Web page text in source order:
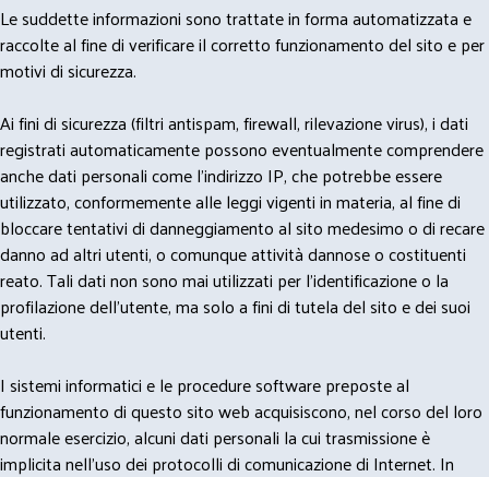
Le suddette informazioni sono trattate in forma automatizzata e
raccolte al fine di verificare il corretto funzionamento del sito e per
motivi di sicurezza.
Ai fini di sicurezza (filtri antispam, firewall, rilevazione virus), i dati
registrati automaticamente possono eventualmente comprendere
anche dati personali come l'indirizzo IP, che potrebbe essere
utilizzato, conformemente alle leggi vigenti in materia, al fine di
bloccare tentativi di danneggiamento al sito medesimo o di recare
danno ad altri utenti, o comunque attività dannose o costituenti
reato. Tali dati non sono mai utilizzati per l'identificazione o la
profilazione dell'utente, ma solo a fini di tutela del sito e dei suoi
utenti.
I sistemi informatici e le procedure software preposte al
funzionamento di questo sito web acquisiscono, nel corso del loro
normale esercizio, alcuni dati personali la cui trasmissione è
implicita nell'uso dei protocolli di comunicazione di Internet. In